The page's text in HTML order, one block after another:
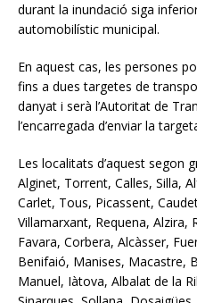
durant la inundació siga
automobilístic municipal.
En aquest cas, les persones
fins a dues targetes de
danyat i serà l’Autoritat de
l’encarregada d’enviar la
Les localitats d’aquest segon
Alginet, Torrent, Calles, Silla,
Carlet, Tous, Picassent,
Villamarxant, Requena, Alzira,
Favara, Corbera, Alcàsser,
Benifaió, Manises, Macastre,
Manuel, Iàtova, Albalat de la